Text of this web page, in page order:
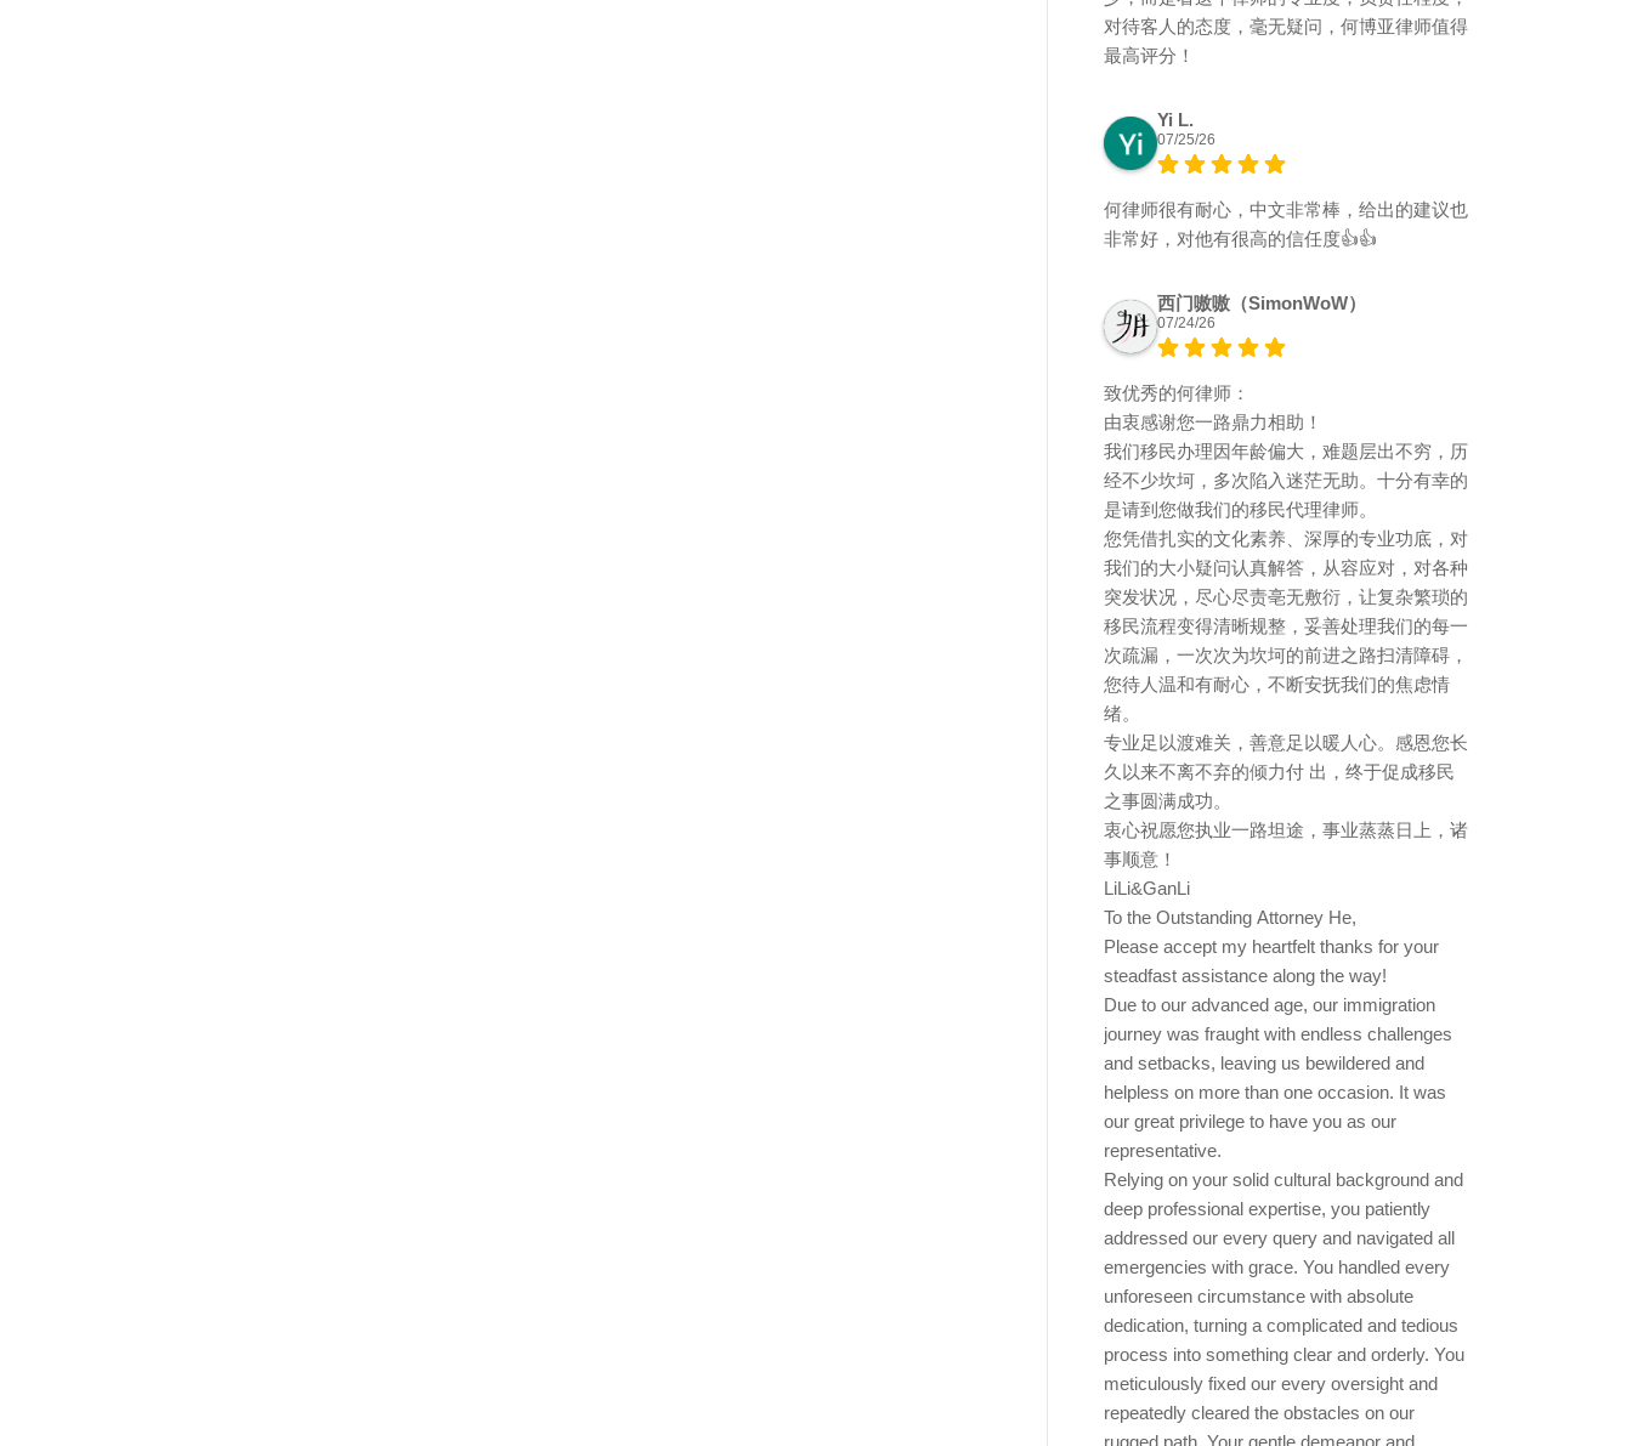
对待客人的态度，毫无疑问，何博亚律师值得
最高评分！
Yi L.
07/25/26
何律师很有耐心，中文非常棒，给出的建议也
非常好，对他有很高的信任度👍👍
西门嗷嗷（SimonWoW）
07/24/26
致优秀的何律师：
由衷感谢您一路鼎力相助！
我们移民办理因年龄偏大，难题层出不穷，历
经不少坎坷，多次陷入迷茫无助。十分有幸的
是请到您做我们的移民代理律师。
您凭借扎实的文化素养、深厚的专业功底，对
我们的大小疑问认真解答，从容应对，对各种
突发状况，尽心尽责亳无敷衍，让复杂繁琐的
移民流程变得清晰规整，妥善处理我们的每一
次疏漏，一次次为坎坷的前进之路扫清障碍，
您待人温和有耐心，不断安抚我们的焦虑情
绪。
专业足以渡难关，善意足以暖人心。感恩您长
久以来不离不弃的倾力付 出，终于促成移民
之事圆满成功。
衷心祝愿您执业一路坦途，事业蒸蒸日上，诸
事顺意！
LiLi&GanLi
To the Outstanding Attorney He,
Please accept my heartfelt thanks for your
steadfast assistance along the way!
Due to our advanced age, our immigration
journey was fraught with endless challenges
and setbacks, leaving us bewildered and
helpless on more than one occasion. It was
our great privilege to have you as our
representative.
Relying on your solid cultural background and
deep professional expertise, you patiently
addressed our every query and navigated all
emergencies with grace. You handled every
unforeseen circumstance with absolute
dedication, turning a complicated and tedious
process into something clear and orderly. You
meticulously fixed our every oversight and
repeatedly cleared the obstacles on our
rugged path. Your gentle demeanor and